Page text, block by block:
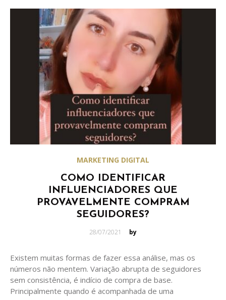
MARKETING DIGITAL
COMO IDENTIFICAR
INFLUENCIADORES QUE
PROVAVELMENTE COMPRAM
SEGUIDORES?
Posted
28/07/2021 by
Existem muitas formas de fazer essa análise, mas os
números não mentem. Variação abrupta de seguidores
sem consistência, é indício de compra de base.
Principalmente quando é acompanhada de uma